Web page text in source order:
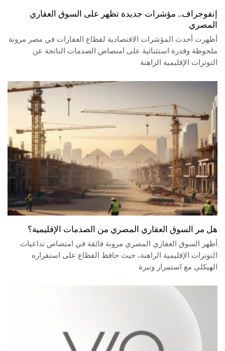
إنفوجراف.. مؤشرات جديدة تظهر على السوق العقاري
المصري
أظهرت أحدث المؤشرات الاقتصادية لقطاع العقارات في مصر مرونة
ملحوظة وقدرة استثنائية على امتصاص الصدمات الناتجة عن
التوترات الإقليمية الراهنة
هل مر السوق العقاري المصري من الصدمات الإقليمية؟
أظهر السوق العقاري المصري مرونة فائقة في امتصاص تداعيات
التوترات الإقليمية الراهنة، حيث حافظ القطاع على استقراره
الهيكلي مع استمرار وتيرة